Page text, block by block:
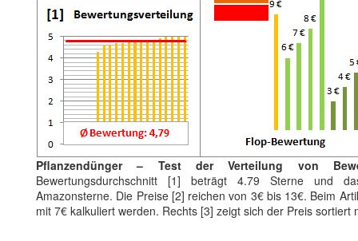
Pflanzendünger – Test der Verteilung von
Bewertungsdurchschnitt [1] beträgt 4.79 Sterne und
Amazonsterne. Die Preise [2] reichen von 3€ bis 13€. Beim
mit 7€ kalkuliert werden. Rechts [3] zeigt sich der Preis sortiert